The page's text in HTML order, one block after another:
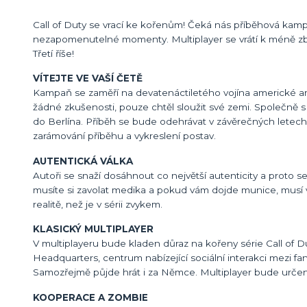
Call of Duty se vrací ke kořenům! Čeká nás příběhová
nezapomenutelné momenty. Multiplayer se vrátí k méně
Třetí říše!
VÍTEJTE VE VAŠÍ ČETĚ
Kampaň se zaměří na devatenáctiletého vojína americké
žádné zkušenosti, pouze chtěl sloužit své zemi.
do Berlína. Příběh se bude odehrávat v závěrečných
zarámování příběhu a vykreslení postav.
AUTENTICKÁ VÁLKA
Autoři se snaží dosáhnout co největší autenticity a proto
musíte si zavolat medika a pokud vám dojde munice,
realitě, než je v sérii zvykem.
KLASICKÝ MULTIPLAYER
V multiplayeru bude kladen důraz na kořeny série Call of
Headquarters, centrum nabízející sociální interakci mezi
Samozřejmě půjde hrát i za Němce. Multiplayer bude
KOOPERACE A ZOMBIE